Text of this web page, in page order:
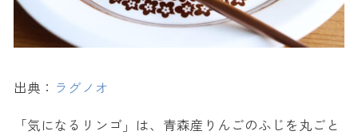
出典： ラグノオ
「気になるリンゴ」は、青森産りんごのふじを丸ごと